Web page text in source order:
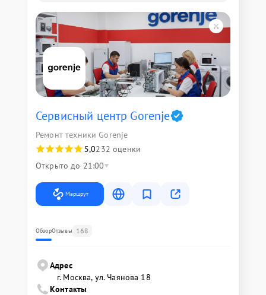
Сервисный центр Gorenje
Ремонт техники Gorenje
5,0232 оценки
Открыто до 21:00
Маршрут
ОбзорОтзывы 168
Адрес
г. Москва, ул. Чаянова 18
Контакты